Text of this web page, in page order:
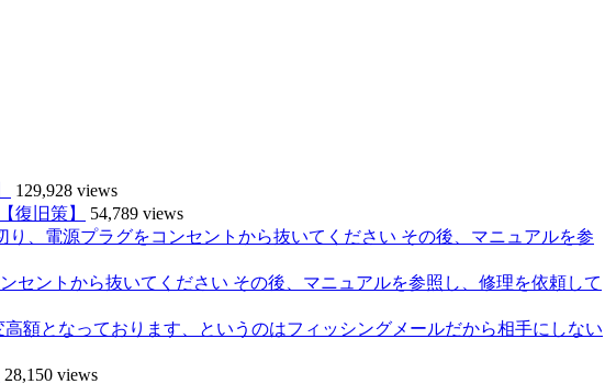
129,928 views
復旧策】
54,789 views
セントから抜いてください その後、マニュアルを参照し、修理を依頼して
額となっております、というのはフィッシングメールだから相手にしない
28,150 views